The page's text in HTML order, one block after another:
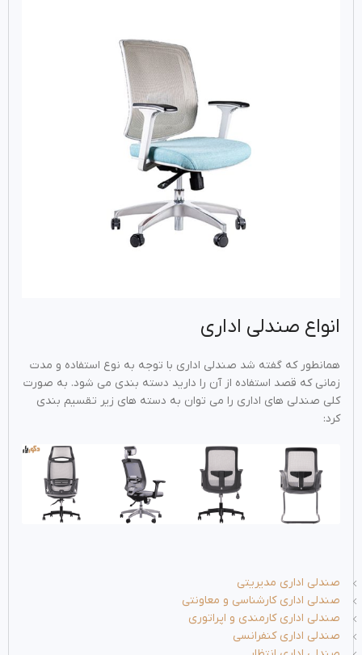
انواع صندلی اداری
همانطور که گفته شد صندلی اداری با توجه به نوع استفاده و مدت
زمانی که قصد استفاده از آن را دارید دسته بندی می شود. به صورت
کلی صندلی های اداری را می توان به دسته های زیر تقسیم بندی
کرد:
صندلی اداری مدیریتی
صندلی اداری کارشناسی و معاونتی
صندلی اداری کارمندی و اپراتوری
صندلی اداری کنفرانسی